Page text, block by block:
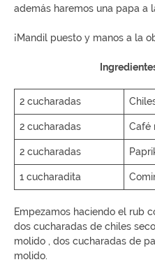
además haremos una papa a
¡Mandil puesto y manos a la
2 cucharadas
2 cucharadas Café
2 cucharadas
1 cucharadita
Empezamos haciendo el rub
dos cucharadas de chiles
molido , dos cucharadas de
molido.